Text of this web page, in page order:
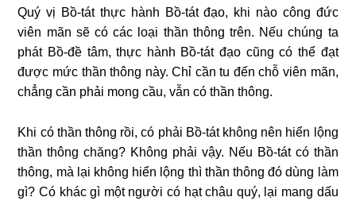
Quý vị Bồ-tát thực hành Bồ-tát đạo, khi nào công đức
viên mãn sẽ có các loại thần thông trên. Nếu chúng ta
phát Bồ-đề tâm, thực hành Bồ-tát đạo cũng có thể đạt
được mức thần thông này. Chỉ cần tu đến chỗ viên mãn,
chẳng cần phải mong cầu, vẫn có thần thông.
Khi có thần thông rồi, có phải Bồ-tát không nên hiển lộng
thần thông chăng? Không phải vậy. Nếu Bồ-tát có thần
thông, mà lại không hiển lộng thì thần thông đó dùng làm
gì? Có khác gì một người có hạt châu quý, lại mang dấu